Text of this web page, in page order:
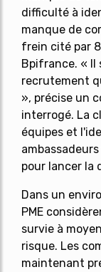
difficulté à
manque de
frein cité par
Bpifrance. « Il
recrutement
», précise un
interrogé. La
équipes et
pour lancer la
Dans un
PME
survie à
risque. Les
maintenant